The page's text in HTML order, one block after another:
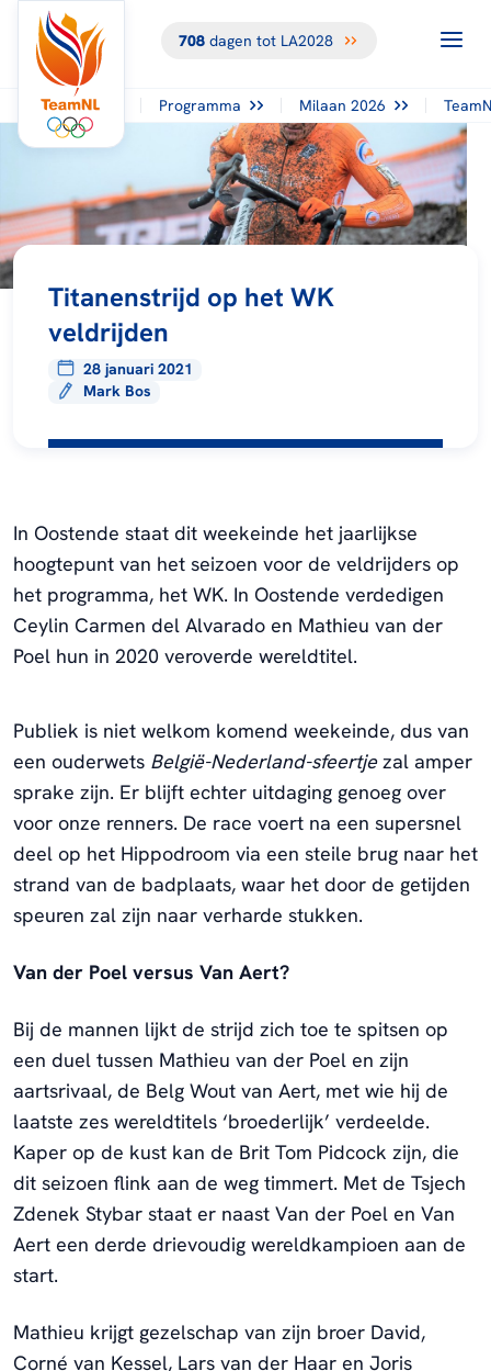
708dagen tot LA2028
Programma Milaan 2026
Titanenstrijd op het WK
veldrijden
28 januari 2021
Mark Bos
In Oostende staat dit weekeinde het jaarlijkse
hoogtepunt van het seizoen voor de veldrijders op
het programma, het WK. In Oostende verdedigen
Ceylin Carmen del Alvarado en Mathieu van der
Poel hun in 2020 veroverde wereldtitel.
Publiek is niet welkom komend weekeinde, dus van
een ouderwets België-Nederland-sfeertjezal amper
sprake zijn. Er blijft echter uitdaging genoeg over
voor onze renners. De race voert na een supersnel
deel op het Hippodroom via een steile brug naar het
strand van de badplaats, waar het door de getijden
speuren zal zijn naar verharde stukken.
Van der Poel versus Van Aert?
Bij de mannen lijkt de strijd zich toe te spitsen op
een duel tussen Mathieu van der Poel en zijn
aartsrivaal, de Belg Wout van Aert, met wie hij de
laatste zes wereldtitels ‘broederlijk’ verdeelde.
Kaper op de kust kan de Brit Tom Pidcock zijn, die
dit seizoen flink aan de weg timmert. Met de Tsjech
Zdenek Stybar staat er naast Van der Poel en Van
Aert een derde drievoudig wereldkampioen aan de
start.
Mathieu krijgt gezelschap van zijn broer David,
Corné van Kessel, Lars van der Haar en Joris